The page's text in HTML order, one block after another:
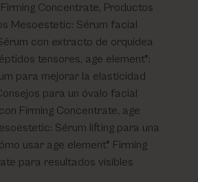
Concentrate, Productos
Mesoestetic: Sérum facial
con extracto de orquídea
tensores, age element®:
para mejorar la elasticidad
para un óvalo facial
Firming Concentrate, age
Sérum lifting para una
usar age element® Firming
para resultados visibles